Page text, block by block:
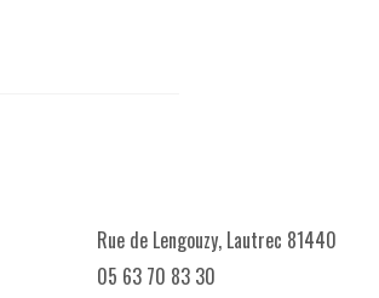
Rue de Lengouzy, Lautrec 81440
05 63 70 83 30